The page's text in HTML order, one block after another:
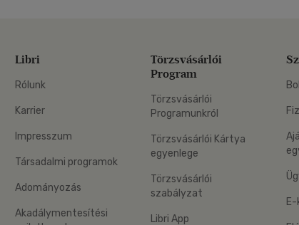
Libri
Rólunk
Karrier
Impresszum
Társadalmi programok
Adományozás
Akadálymentesítési
Törzsvásárlói
Program
Törzsvásárlói
Programunkról
Törzsvásárlói Kártya
egyenlege
Törzsvásárlói
szabályzat
Libri App